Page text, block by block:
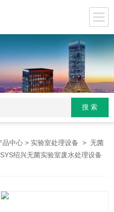
品中心 > 实验室处理设备 >无菌
绍兴无菌实验室废水处理设备